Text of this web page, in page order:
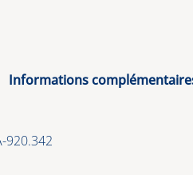
Informations
920.342